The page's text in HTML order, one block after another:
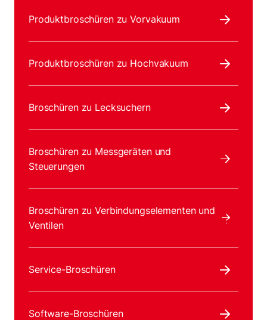
Produktbroschüren zu Vorvakuum
Produktbroschüren zu Hochvakuum
Broschüren zu Lecksuchern
Broschüren zu Messgeräten und
Steuerungen
Broschüren zu Verbindungselementen und
Ventilen
Service-Broschüren
Software-Broschüren